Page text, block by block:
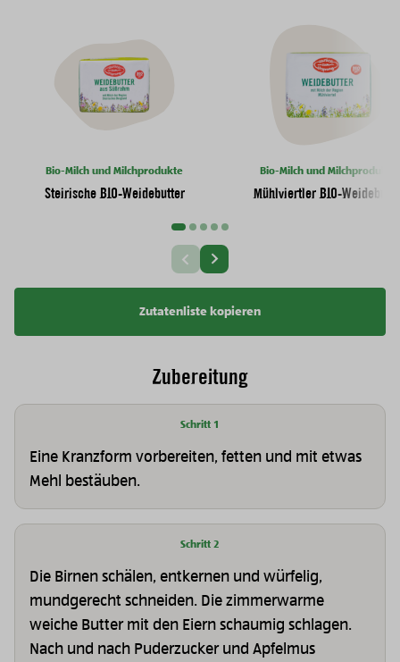
Bio-Milch und Milchprodukte
Steirische BIO-Weidebutter
Bio-Milch und Milchprodukte
Mühlviertler BIO-
Vorherige Slide
Nächste Slide
Zutatenliste kopieren
Zubereitung
Schritt 1
Eine Kranzform vorbereiten, fetten und mit etwas
Mehl bestäuben.
Schritt 2
Die Birnen schälen, entkernen und würfelig,
mundgerecht schneiden. Die zimmerwarme
weiche Butter mit den Eiern schaumig schlagen.
Nach und nach Puderzucker und Apfelmus